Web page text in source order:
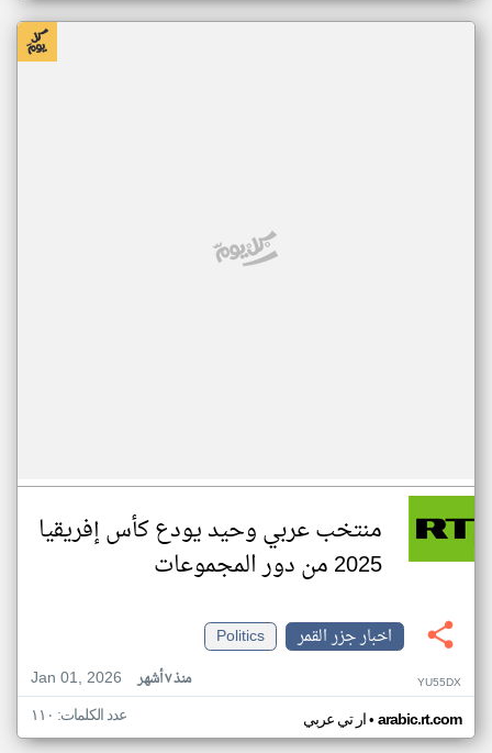
منتخب عربي وحيد يودع كأس إفريقيا
2025 من دور المجموعات
اخبار جزر القمر
Politics
Jan 01, 2026
منذ ٧ أشهر YU55DX
ار تي عربي• arabic.rt.com عدد الكلمات: ١١٠